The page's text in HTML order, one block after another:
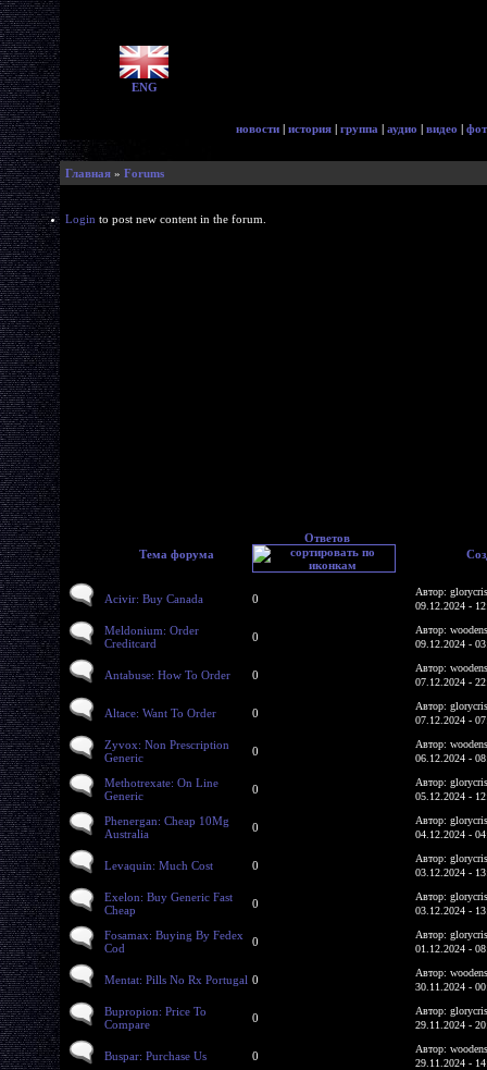
ENG
новости | история | группа | аудио | видео |
Главная » Forums
Login to post new content in the forum.
Тема форума
Ответов
Acivir: Buy Canada 0
Автор:
09.12.2024 -
Meldonium: Order
Creditcard
0
Автор:
09.12.2024 -
Antabuse: How To Order 0
Автор:
07.12.2024 -
Altace: Want To Order 0
Автор:
07.12.2024 -
Zyvox: Non Prescription
Generic
0
Автор:
06.12.2024 -
Methotrexate: On Line
Generic
0
Автор:
05.12.2024 -
Phenergan: Cheap 10Mg
Australia
0
Автор:
04.12.2024 -
Levaquin: Much Cost 0
Автор:
03.12.2024 -
Exelon: Buy Generic Fast
Cheap
0
Автор:
03.12.2024 -
Fosamax: Buying By Fedex
Cod
0
Автор:
01.12.2024 -
Mentat: Pills No Rx Portugal 0
Автор:
30.11.2024 -
Bupropion: Price To
Compare
0
Автор:
29.11.2024 -
Buspar: Purchase Us 0
Автор:
29.11.2024 -